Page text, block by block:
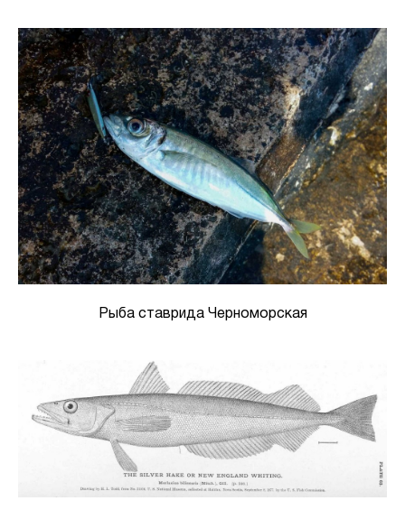
Рыба ставрида Черноморская